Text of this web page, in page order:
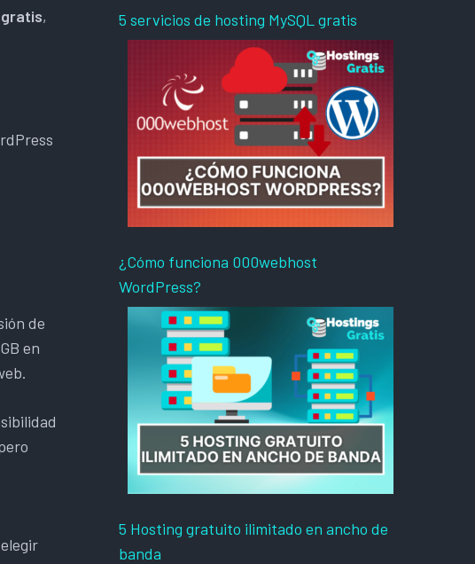
,
de
en
5 servicios de hosting MySQL gratis
¿Cómo funciona 000webhost
WordPress?
5 Hosting gratuito ilimitado en ancho de
banda